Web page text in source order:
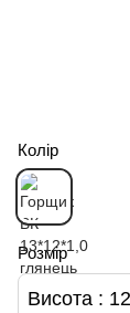
Колір
Розмір
Висота :